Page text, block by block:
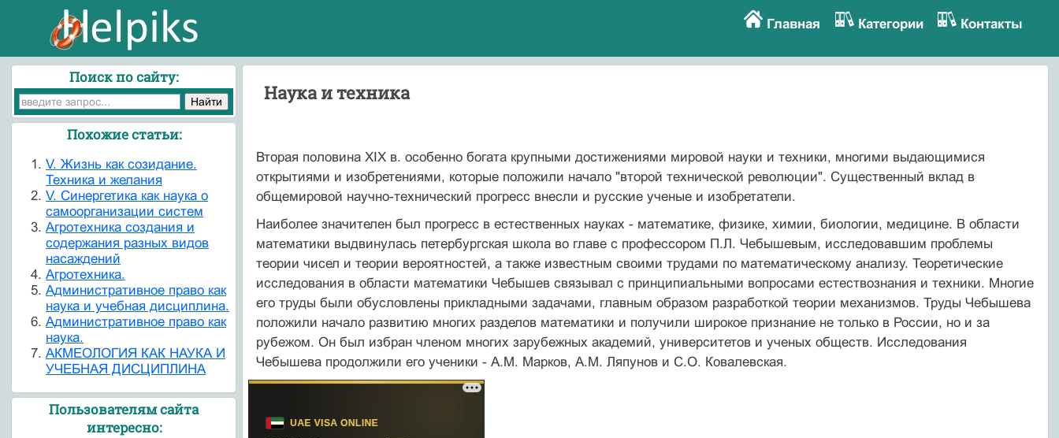
Главная Категории Контакты
Наука и техника
Вторая половина XIX в. особенно богата крупными достижениями мировой науки и техники, многими выдающимися
открытиями и изобретениями, которые положили начало "второй технической революции". Существенный вклад в
общемировой научно-технический прогресс внесли и русские ученые и изобретатели.
Наиболее значителен был прогресс в естественных науках - математике, физике, химии, биологии, медицине. В области
математики выдвинулась петербургская школа во главе с профессором П.Л. Чебышевым, исследовавшим проблемы
теории чисел и теории вероятностей, а также известным своими трудами по математическому анализу. Теоретические
исследования в области математики Чебышев связывал с принципиальными вопросами естествознания и техники. Многие
его труды были обусловлены прикладными задачами, главным образом разработкой теории механизмов. Труды Чебышева
положили начало развитию многих разделов математики и получили широкое признание не только в России, но и за
рубежом. Он был избран членом многих зарубежных академий, университетов и ученых обществ. Исследования
Чебышева продолжили его ученики - А.М. Марков, А.М. Ляпунов и С.О. Ковалевская.
Поиск по сайту:
Похожие статьи:
V. Жизнь как созидание.
Техника и желания
V. Синергетика как наука о
самоорганизации систем
Агротехника создания и
содержания разных видов
насаждений
Агротехника.
Административное право как
наука и учебная дисциплина.
Административное право как
наука.
АКМЕОЛОГИЯ КАК НАУКА И
УЧЕБНАЯ ДИСЦИПЛИНА
Пользователям сайта
интересно: